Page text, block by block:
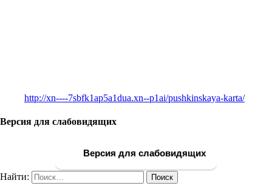
http://xn----7sbfk1ap5a1dua.xn--p1ai/pushkinskaya-karta/
Версия для слабовидящих
Версия для слабовидящих
Найти: